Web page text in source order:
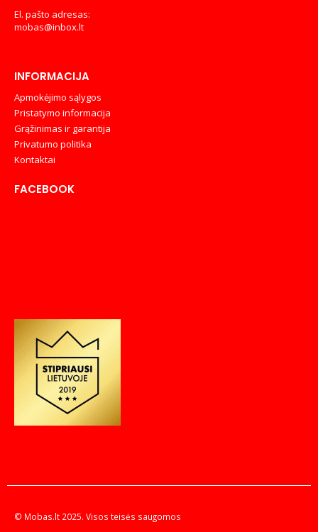
El. pašto adresas:
mobas@inbox.lt
INFORMACIJA
Apmokėjimo sąlygos
Pristatymo informacija
Grąžinimas ir garantija
Privatumo politika
Kontaktai
FACEBOOK
© Mobas.lt 2025. Visos teisės saugomos